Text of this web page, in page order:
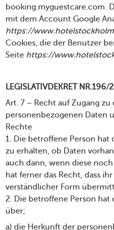
booking.myguestcare.com.
mit dem Account Google
https://
Cookies, die der Benutzer
Seite https://
LEGISLATIVDEKRET NR.196/
Art. 7 – Recht auf Zugang zu
personenbezogenen Daten
Rechte
1. Die betroffene Person hat
zu erhalten, ob Daten
auch dann, wenn diese
hat ferner das Recht, dass
verständlicher Form
2. Die betroffene Person hat
über;
a) die Herkunft der